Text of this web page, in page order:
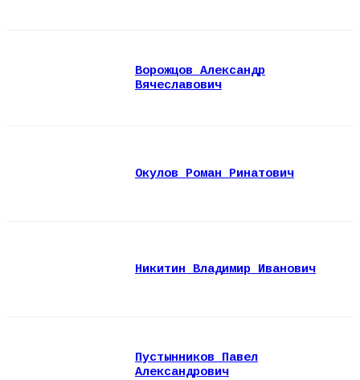
Ворожцов Александр
Вячеславович
Окулов Роман Ринатович
Никитин Владимир Иванович
Пустынников Павел
Александрович